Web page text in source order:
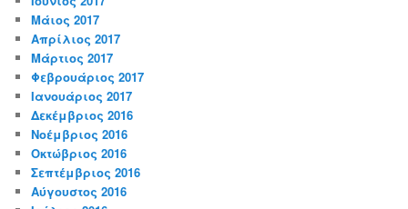
Μάιος 2017
Απρίλιος 2017
Μάρτιος 2017
Φεβρουάριος 2017
Ιανουάριος 2017
Δεκέμβριος 2016
Νοέμβριος 2016
Οκτώβριος 2016
Σεπτέμβριος 2016
Αύγουστος 2016